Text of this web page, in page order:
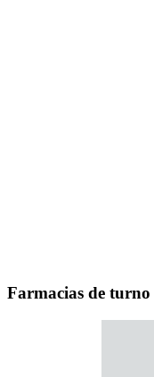
Farmacias de turno